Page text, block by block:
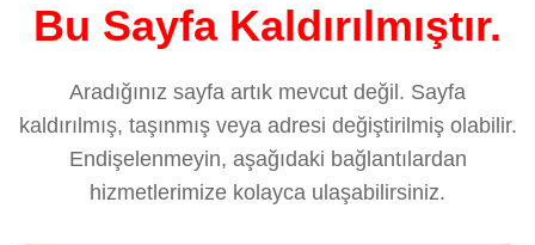
Bu Sayfa Kaldırılmıştır.
Aradığınız sayfa artık mevcut değil. Sayfa
kaldırılmış, taşınmış veya adresi değiştirilmiş olabilir.
Endişelenmeyin, aşağıdaki bağlantılardan
hizmetlerimize kolayca ulaşabilirsiniz.